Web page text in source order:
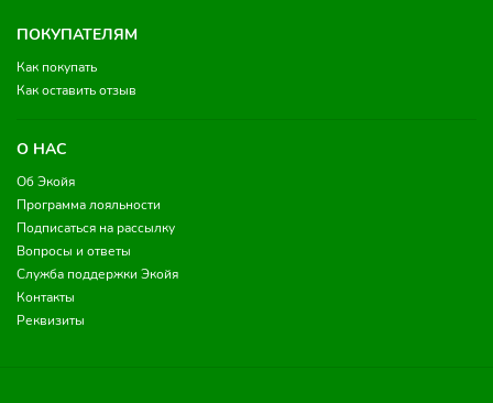
ПОКУПАТЕЛЯМ
Как покупать
Как оставить отзыв
О НАС
Об Экойя
Программа лояльности
Подписаться на рассылку
Вопросы и ответы
Служба поддержки Экойя
Контакты
Реквизиты